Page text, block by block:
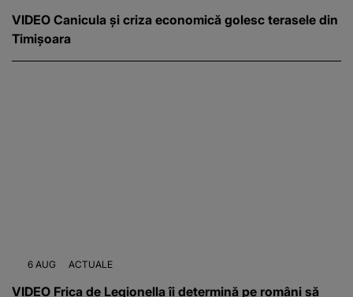
VIDEO Canicula și criza economică golesc terasele din
Timișoara
6 AUG ACTUALE
VIDEO Frica de Legionella îi determină pe români să